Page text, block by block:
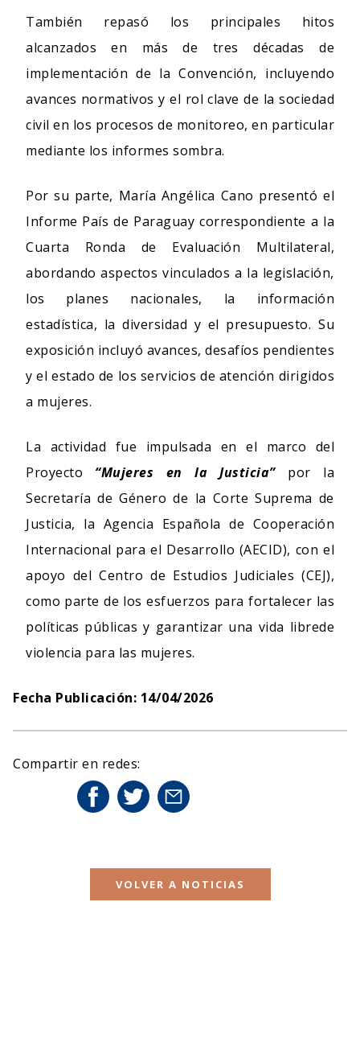
También repasó los principales hitos
alcanzados en más de tres décadas de
implementación de la Convención, incluyendo
avances normativos y el rol clave de la sociedad
civil en los procesos de monitoreo, en particular
mediante los informes sombra.
Por su parte, María Angélica Cano presentó el
Informe País de Paraguay correspondiente a la
Cuarta Ronda de Evaluación Multilateral,
abordando aspectos vinculados a la legislación,
los planes nacionales, la información
estadística, la diversidad y el presupuesto. Su
exposición incluyó avances, desafíos pendientes
y el estado de los servicios de atención dirigidos
a mujeres.
La actividad fue impulsada en el marco del
Proyecto “Mujeres en la Justicia” por la
Secretaría de Género de la Corte Suprema de
Justicia, la Agencia Española de Cooperación
Internacional para el Desarrollo (AECID), con el
apoyo del Centro de Estudios Judiciales (CEJ),
como parte de los esfuerzos para fortalecer las
políticas públicas y garantizar una vida librede
violencia para las mujeres.
Fecha Publicación: 14/04/2026
Compartir en redes:
VOLVER A NOTICIAS